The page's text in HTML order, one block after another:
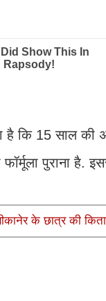
है कि 15 साल
पुराना है.
के छात्र की